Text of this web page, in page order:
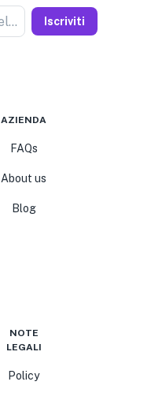
Iscriviti per le notizie del venditore Iscriviti
AZIENDA
FAQs
About us
Blog
NOTE
LEGALI
Policy